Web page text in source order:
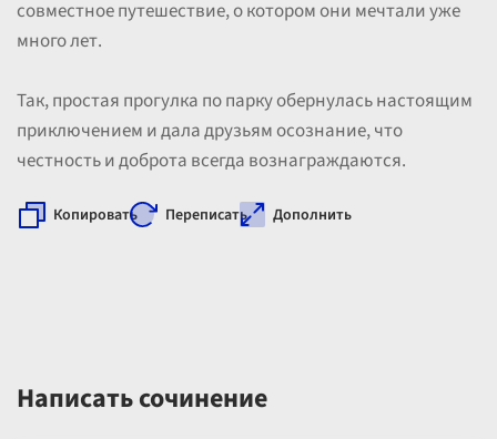
совместное путешествие, о котором они мечтали уже
много лет.
Так, простая прогулка по парку обернулась настоящим
приключением и дала друзьям осознание, что
честность и доброта всегда вознаграждаются.
Копировать Переписать Дополнить
Написать сочинение